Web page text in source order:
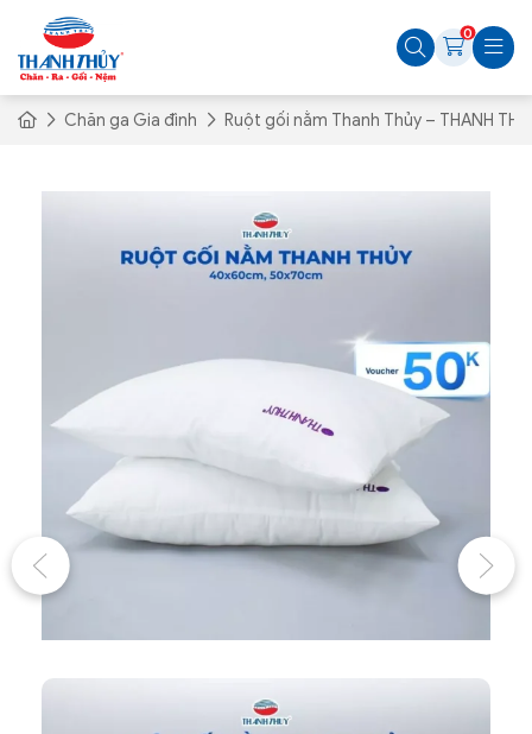
0
Chăn ga Gia đình Ruột gối nằm Thanh Thủy – THANH